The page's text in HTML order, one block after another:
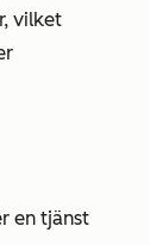
vilket
en tjänst